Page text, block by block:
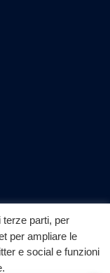
parti, per
per ampliare le
e social e funzioni